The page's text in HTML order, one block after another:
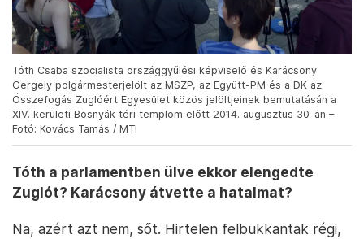
Tóth Csaba szocialista országgyűlési képviselő és Karácsony
Gergely polgármesterjelölt az MSZP, az Együtt-PM és a DK az
Összefogás Zuglóért Egyesület közös jelöltjeinek bemutatásán a
XIV. kerületi Bosnyák téri templom előtt 2014. augusztus 30-án –
Fotó: Kovács Tamás / MTI
Tóth a parlamentben ülve ekkor elengedte
Zuglót? Karácsony átvette a hatalmat?
Na, azért azt nem, sőt. Hirtelen felbukkantak régi,